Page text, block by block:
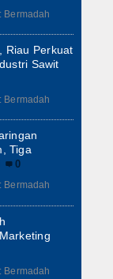
Bermadah
Riau Perkuat
Sawit
Bermadah
Tiga
0
Bermadah
Bermadah